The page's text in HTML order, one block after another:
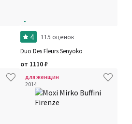
4 115 оценок
Duo Des Fleurs Senyoko
от 1110₽
для женщин
2014